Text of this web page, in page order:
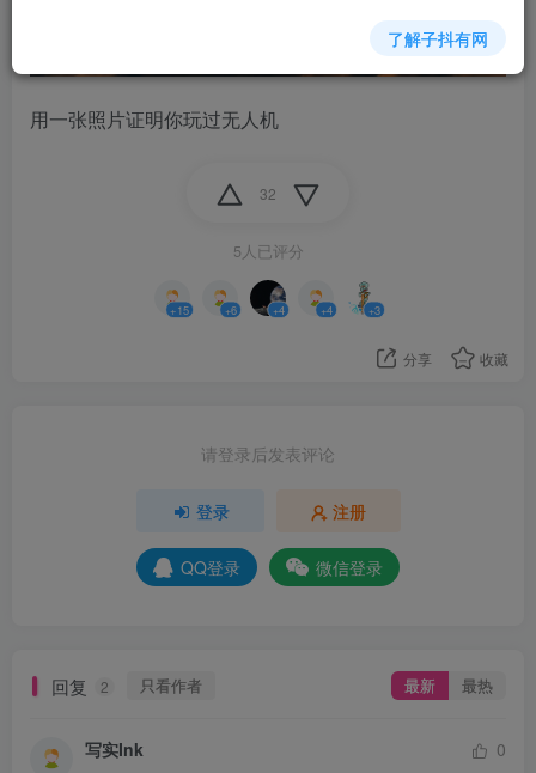
用一张照片证明你玩过无人机
32
5人已评分
+15 +6 +4 +4 +3
分享 收藏
请登录后发表评论
登录 注册
QQ登录 微信登录
回复 2 只看作者 最新 最热
写实Ink
0
了解子抖有网